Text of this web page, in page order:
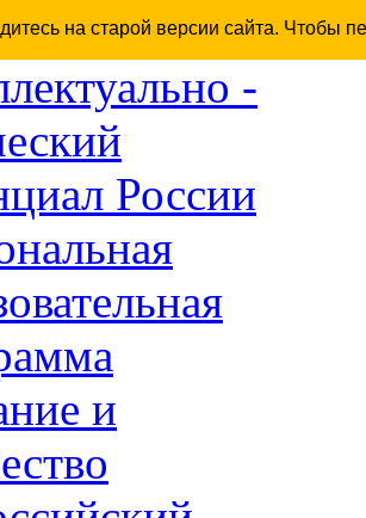
на старой версии сайта. Чтобы
-
России
и